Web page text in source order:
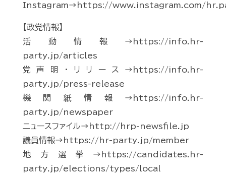
Instagram→https://www.instagram.com/
【政党情報】
活動情報→https://info.hr-
party.jp/articles
党声明・リリース→https://info.hr-
party.jp/press-release
機関紙情報→https://info.hr-
party.jp/newspaper
ニュースファイル→http://hrp-newsfile.jp
議員情報→https://hr-party.jp/member
地方選挙→https://candidates.hr-
party.jp/elections/types/local